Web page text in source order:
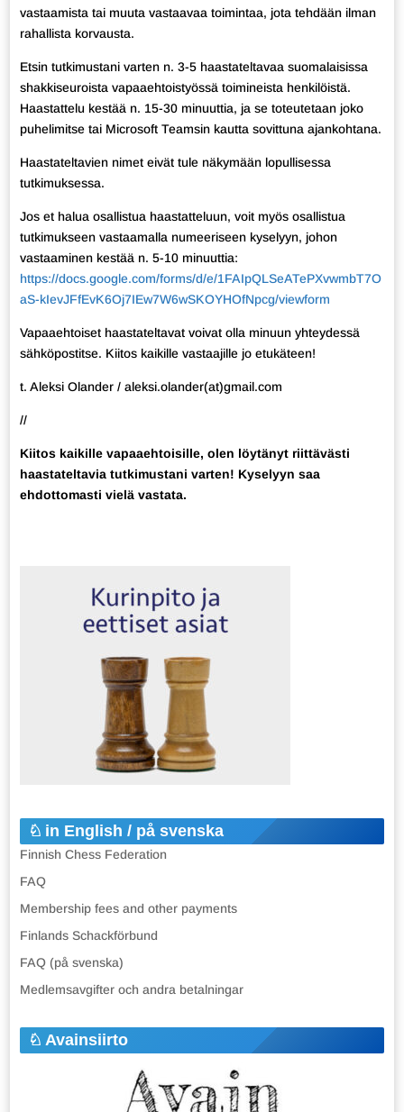
vastaamista tai muuta vastaavaa toimintaa, jota tehdään ilman
rahallista korvausta.
Etsin tutkimustani varten n. 3-5 haastateltavaa suomalaisissa
shakkiseuroista vapaaehtoistyössä toimineista henkilöistä.
Haastattelu kestää n. 15-30 minuuttia, ja se toteutetaan joko
puhelimitse tai Microsoft Teamsin kautta sovittuna ajankohtana.
Haastateltavien nimet eivät tule näkymään lopullisessa
tutkimuksessa.
Jos et halua osallistua haastatteluun, voit myös osallistua
tutkimukseen vastaamalla numeeriseen kyselyyn, johon
vastaaminen kestää n. 5-10 minuuttia:
https://docs.google.com/forms/d/e/1FAIpQLSeATePXvwmbT7O
aS-kIevJFfEvK6Oj7IEw7W6wSKOYHOfNpcg/viewform
Vapaaehtoiset haastateltavat voivat olla minuun yhteydessä
sähköpostitse. Kiitos kaikille vastaajille jo etukäteen!
t. Aleksi Olander / aleksi.olander(at)gmail.com
//
Kiitos kaikille vapaaehtoisille, olen löytänyt riittävästi
haastateltavia tutkimustani varten! Kyselyyn saa
ehdottomasti vielä vastata.
in English / på svenska
Finnish Chess Federation
FAQ
Membership fees and other payments
Finlands Schackförbund
FAQ (på svenska)
Medlemsavgifter och andra betalningar
Avainsiirto